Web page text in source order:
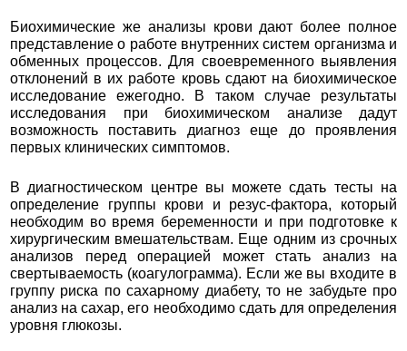
Биохимические же анализы крови дают более полное
представление о работе внутренних систем организма и
обменных процессов. Для своевременного выявления
отклонений в их работе кровь сдают на биохимическое
исследование ежегодно. В таком случае результаты
исследования при биохимическом анализе дадут
возможность поставить диагноз еще до проявления
первых клинических симптомов.
В диагностическом центре вы можете сдать тесты на
определение группы крови и резус-фактора, который
необходим во время беременности и при подготовке к
хирургическим вмешательствам. Еще одним из срочных
анализов перед операцией может стать анализ на
свертываемость (коагулограмма). Если же вы входите в
группу риска по сахарному диабету, то не забудьте про
анализ на сахар, его необходимо сдать для определения
уровня глюкозы.